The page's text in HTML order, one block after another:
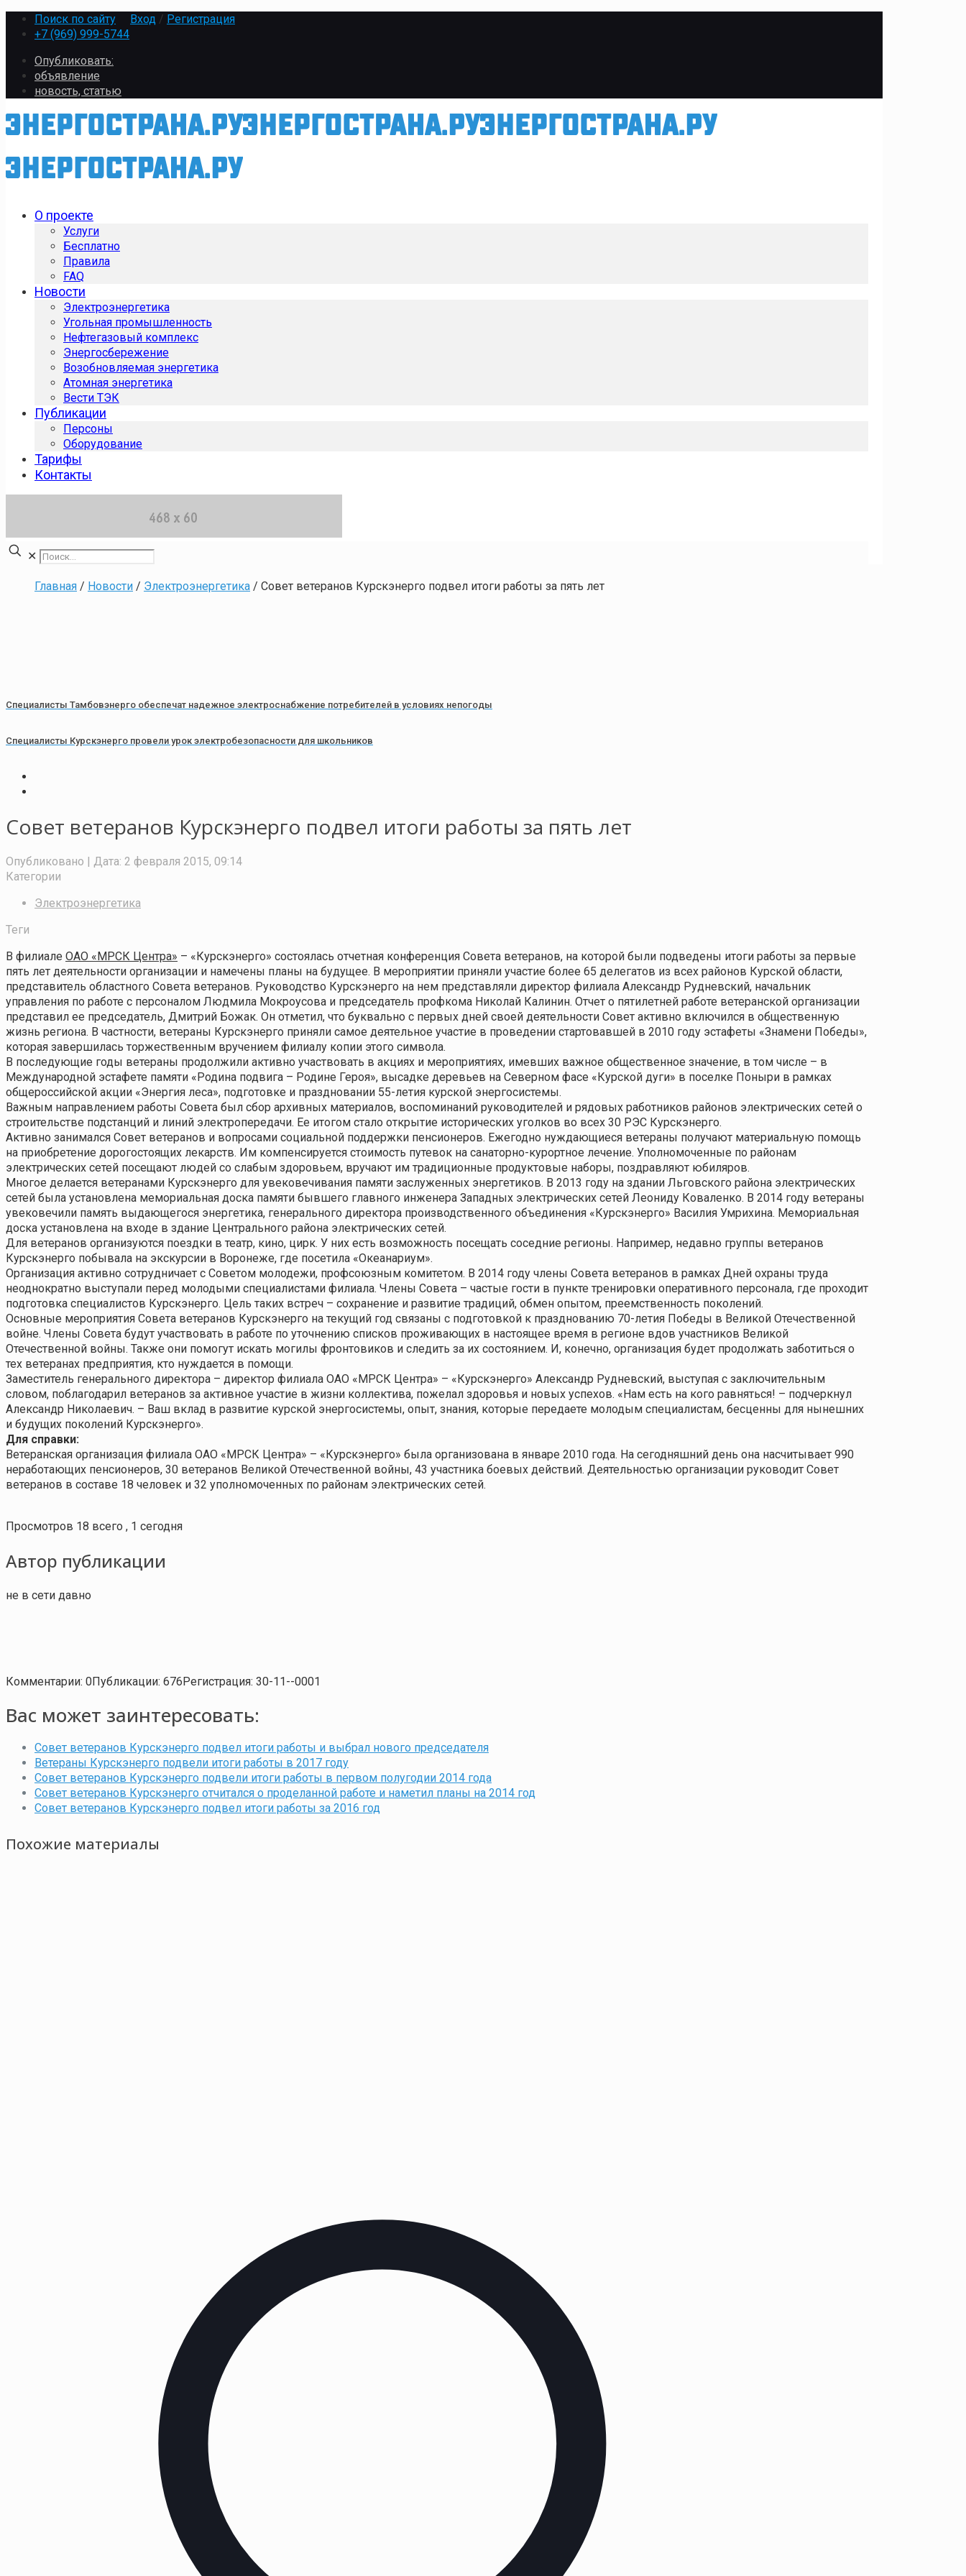
Поиск по сайту Вход / Регистрация
+7 (969) 999-5744
Опубликовать:
объявление
новость, статью
О проекте
Услуги
Бесплатно
Правила
FAQ
Новости
Электроэнергетика
Угольная промышленность
Нефтегазовый комплекс
Энергосбережение
Возобновляемая энергетика
Атомная энергетика
Вести ТЭК
Публикации
Персоны
Оборудование
Тарифы
Контакты
✕
Главная / Новости / Электроэнергетика / Совет ветеранов Курскэнерго подвел итоги работы за пять лет
Специалисты Тамбовэнерго обеспечат надежное электроснабжение потребителей в условиях непогоды
Специалисты Курскэнерго провели урок электробезопасности для школьников
Совет ветеранов Курскэнерго подвел итоги работы за пять лет
Опубликовано | Дата: 2 февраля 2015, 09:14
Категории
Электроэнергетика
Теги
В филиале ОАО «МРСК Центра» – «Курскэнерго» состоялась отчетная конференция Совета ветеранов, на которой были подведены итоги работы за первые
пять лет деятельности организации и намечены планы на будущее. В мероприятии приняли участие более 65 делегатов из всех районов Курской области,
представитель областного Совета ветеранов. Руководство Курскэнерго на нем представляли директор филиала Александр Рудневский, начальник
управления по работе с персоналом Людмила Мокроусова и председатель профкома Николай Калинин. Отчет о пятилетней работе ветеранской организации
представил ее председатель, Дмитрий Божак. Он отметил, что буквально с первых дней своей деятельности Совет активно включился в общественную
жизнь региона. В частности, ветераны Курскэнерго приняли самое деятельное участие в проведении стартовавшей в 2010 году эстафеты «Знамени Победы»,
которая завершилась торжественным вручением филиалу копии этого символа.
В последующие годы ветераны продолжили активно участвовать в акциях и мероприятиях, имевших важное общественное значение, в том числе – в
Международной эстафете памяти «Родина подвига – Родине Героя», высадке деревьев на Северном фасе «Курской дуги» в поселке Поныри в рамках
общероссийской акции «Энергия леса», подготовке и праздновании 55-летия курской энергосистемы.
Важным направлением работы Совета был сбор архивных материалов, воспоминаний руководителей и рядовых работников районов электрических сетей о
строительстве подстанций и линий электропередачи. Ее итогом стало открытие исторических уголков во всех 30 РЭС Курскэнерго.
Активно занимался Совет ветеранов и вопросами социальной поддержки пенсионеров. Ежегодно нуждающиеся ветераны получают материальную помощь
на приобретение дорогостоящих лекарств. Им компенсируется стоимость путевок на санаторно-курортное лечение. Уполномоченные по районам
электрических сетей посещают людей со слабым здоровьем, вручают им традиционные продуктовые наборы, поздравляют юбиляров.
Многое делается ветеранами Курскэнерго для увековечивания памяти заслуженных энергетиков. В 2013 году на здании Льговского района электрических
сетей была установлена мемориальная доска памяти бывшего главного инженера Западных электрических сетей Леониду Коваленко. В 2014 году ветераны
увековечили память выдающегося энергетика, генерального директора производственного объединения «Курскэнерго» Василия Умрихина. Мемориальная
доска установлена на входе в здание Центрального района электрических сетей.
Для ветеранов организуются поездки в театр, кино, цирк. У них есть возможность посещать соседние регионы. Например, недавно группы ветеранов
Курскэнерго побывала на экскурсии в Воронеже, где посетила «Океанариум».
Организация активно сотрудничает с Советом молодежи, профсоюзным комитетом. В 2014 году члены Совета ветеранов в рамках Дней охраны труда
неоднократно выступали перед молодыми специалистами филиала. Члены Совета – частые гости в пункте тренировки оперативного персонала, где проходит
подготовка специалистов Курскэнерго. Цель таких встреч – сохранение и развитие традиций, обмен опытом, преемственность поколений.
Основные мероприятия Совета ветеранов Курскэнерго на текущий год связаны с подготовкой к празднованию 70-летия Победы в Великой Отечественной
войне. Члены Совета будут участвовать в работе по уточнению списков проживающих в настоящее время в регионе вдов участников Великой
Отечественной войны. Также они помогут искать могилы фронтовиков и следить за их состоянием. И, конечно, организация будет продолжать заботиться о
тех ветеранах предприятия, кто нуждается в помощи.
Заместитель генерального директора – директор филиала ОАО «МРСК Центра» – «Курскэнерго» Александр Рудневский, выступая с заключительным
словом, поблагодарил ветеранов за активное участие в жизни коллектива, пожелал здоровья и новых успехов. «Нам есть на кого равняться! – подчеркнул
Александр Николаевич. – Ваш вклад в развитие курской энергосистемы, опыт, знания, которые передаете молодым специалистам, бесценны для нынешних
и будущих поколений Курскэнерго».
Для справки:
Ветеранская организация филиала ОАО «МРСК Центра» – «Курскэнерго» была организована в январе 2010 года. На сегодняшний день она насчитывает 990
неработающих пенсионеров, 30 ветеранов Великой Отечественной войны, 43 участника боевых действий. Деятельностью организации руководит Совет
ветеранов в составе 18 человек и 32 уполномоченных по районам электрических сетей.
Просмотров 18 всего , 1 сегодня
Автор публикации
не в сети давно
Комментарии: 0Публикации: 676 Регистрация: 30-11--0001
Вас может заинтересовать:
Совет ветеранов Курскэнерго подвел итоги работы и выбрал нового председателя
Ветераны Курскэнерго подвели итоги работы в 2017 году
Совет ветеранов Курскэнерго подвели итоги работы в первом полугодии 2014 года
Совет ветеранов Курскэнерго отчитался о проделанной работе и наметил планы на 2014 год
Совет ветеранов Курскэнерго подвел итоги работы за 2016 год
Похожие материалы